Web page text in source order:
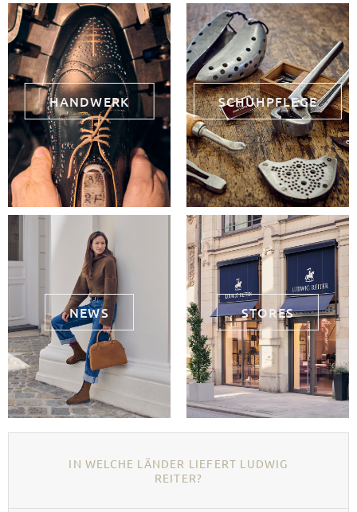
HANDWERK SCHUHPFLEGE
NEWS STORES
IN WELCHE LÄNDER LIEFERT LUDWIG
REITER?